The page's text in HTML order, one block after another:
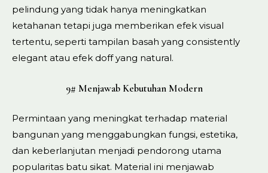
pelindung yang tidak hanya meningkatkan
ketahanan tetapi juga memberikan efek visual
tertentu, seperti tampilan basah yang consistently
elegant atau efek doff yang natural.
9# Menjawab Kebutuhan Modern
Permintaan yang meningkat terhadap material
bangunan yang menggabungkan fungsi, estetika,
dan keberlanjutan menjadi pendorong utama
popularitas batu sikat. Material ini menjawab